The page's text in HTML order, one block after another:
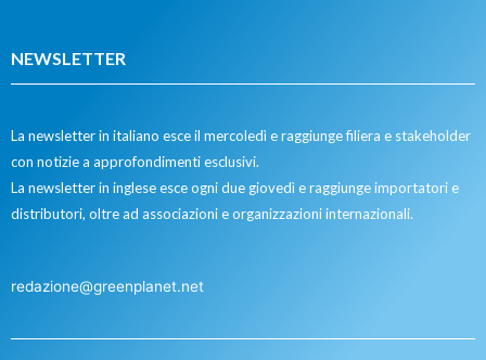
NEWSLETTER
La newsletter in italiano esce il mercoledì e raggiunge filiera e stakeholder
con notizie a approfondimenti esclusivi.
La newsletter in inglese esce ogni due giovedì e raggiunge importatori e
distributori, oltre ad associazioni e organizzazioni internazionali.
redazione@greenplanet.net